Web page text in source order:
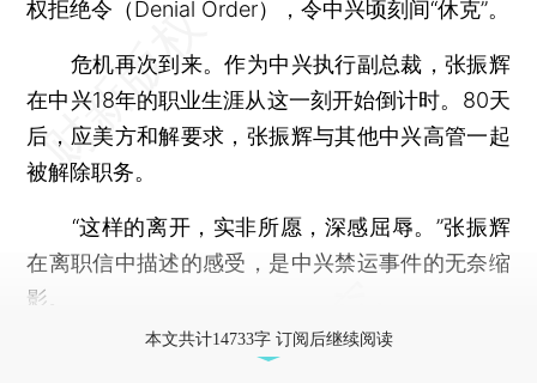
权拒绝令（Denial Order），令中兴顷刻间“休克”。
危机再次到来。作为中兴执行副总裁，张振辉
在中兴18年的职业生涯从这一刻开始倒计时。80天
后，应美方和解要求，张振辉与其他中兴高管一起
被解除职务。
“这样的离开，实非所愿，深感屈辱。”张振辉
在离职信中描述的感受，是中兴禁运事件的无奈缩
影。
本文共计14733字 订阅后继续阅读